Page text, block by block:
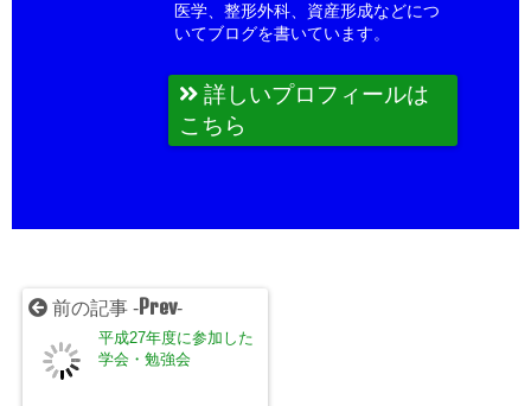
医学、整形外科、資産形成などにつ
いてブログを書いています。
詳しいプロフィールは
こちら
前の記事 -Prev-
平成27年度に参加した
学会・勉強会